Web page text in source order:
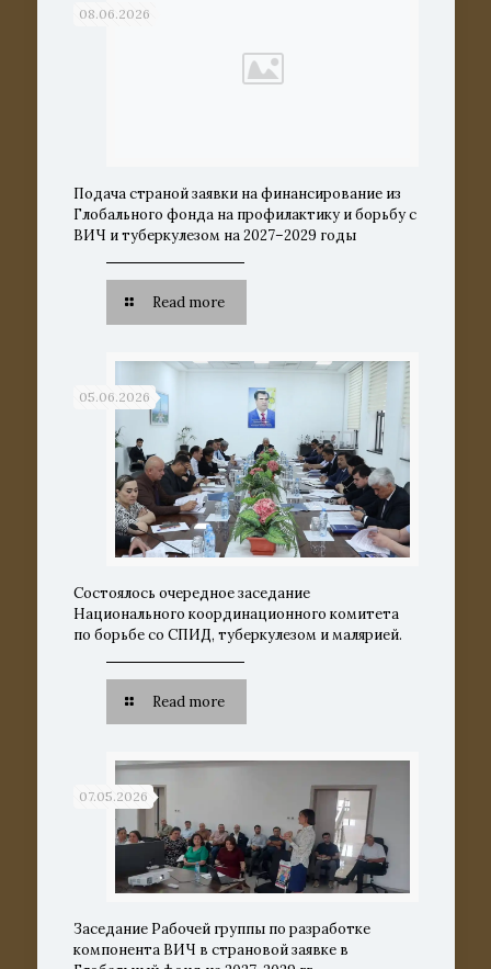
08.06.2026
Подача страной заявки на финансирование из
Глобального фонда на профилактику и борьбу с
ВИЧ и туберкулезом на 2027–2029 годы
Read more
05.06.2026
Состоялось очередное заседание
Национального координационного комитета
по борьбе со СПИД, туберкулезом и малярией.
Read more
07.05.2026
Заседание Рабочей группы по разработке
компонента ВИЧ в страновой заявке в